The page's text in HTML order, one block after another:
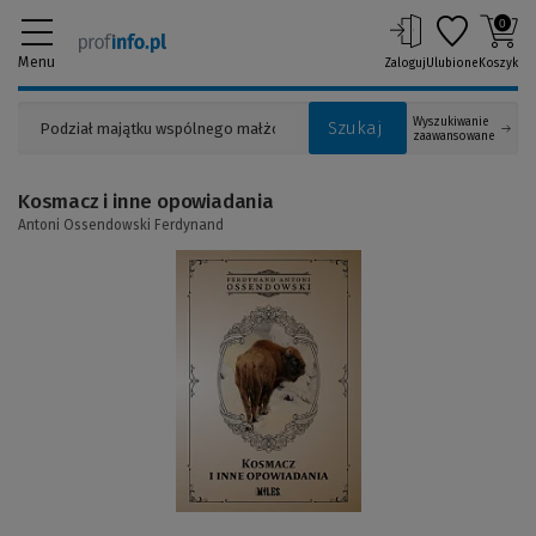
Menu
Szukaj
Wyszukiwanie
zaawansowane
ZalogujUlubione
0
Koszyk
Kosmacz i inne opowiadania
Antoni Ossendowski Ferdynand